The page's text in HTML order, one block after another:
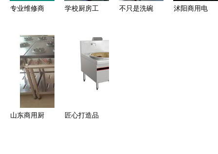
学校工厂食
市深圳节能
厨具/环保
厨具生产供
应商_冷冻
备尽在搜了
专业维修商
中式油烟机
欧式油烟机
顶侧双吸油
烟机维修
学校厨房工
选择与配置
指南
不只是洗碗
沭阳商用电
山东商用厨
匠心打造品